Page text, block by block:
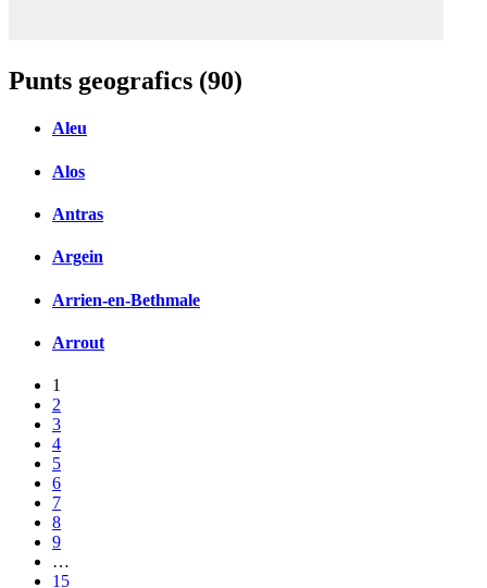
Punts geografics (90)
Aleu
Alos
Antras
Argein
Arrien-en-Bethmale
Arrout
1
2
3
4
5
6
7
8
9
…
15